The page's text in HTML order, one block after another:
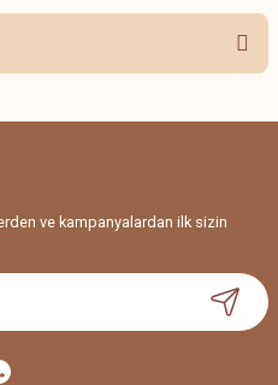
görüntülenemiyor.
bulunuyor.
olmalı.
ve kampanyalardan ilk sizin